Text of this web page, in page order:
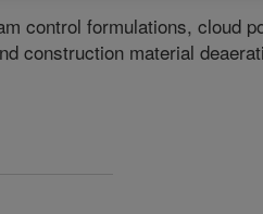
control formulations, cloud
construction material